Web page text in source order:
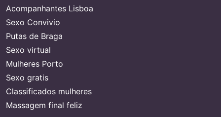
Acompanhantes Lisboa
Sexo Convivio
Putas de Braga
Sexo virtual
Mulheres Porto
Sexo gratis
Classificados mulheres
Massagem final feliz